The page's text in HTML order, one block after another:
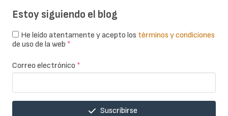
Estoy siguiendo el blog
He leído atentamente y acepto los términos y condiciones
de uso de la web *
Correo electrónico *
Suscribirse